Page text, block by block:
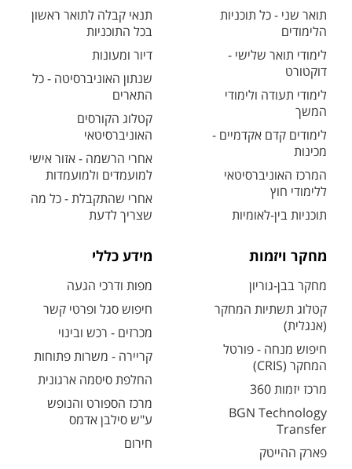
תואר שני - כל תוכניות
הלימודים
לימודי תואר שלישי -
דוקטורט
לימודי תעודה ולימודי
המשך
לימודים קדם אקדמיים -
מכינות
המרכז האוניברסיטאי
ללימודי חוץ
תוכניות בין-לאומיות
תנאי קבלה לתואר ראשון
בכל התוכניות
דיור ומעונות
שנתון האוניברסיטה - כל
התארים
קטלוג הקורסים
האוניברסיטאי
אחרי הרשמה - אזור אישי
למועמדים ולמועמדות
אחרי שהתקבלת - כל מה
שצריך לדעת
מחקר ויזמות
מחקר בבן-גוריון
קטלוג תשתיות המחקר
(אנגלית)
חיפוש מנחה - פורטל
המחקר (CRIS)
מרכז יזמות 360
BGN Technology
Transfer
פארק ההייטק
מידע כללי
מפות ודרכי הגעה
חיפוש סגל ופרטי קשר
מכרזים - רכש ובינוי
קריירה - משרות פתוחות
החלפת סיסמה ארגונית
מרכז הספורט והנופש
ע"ש סילבן אדמס
חירום